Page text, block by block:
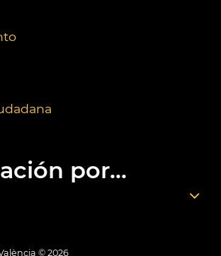
por...
© 2026